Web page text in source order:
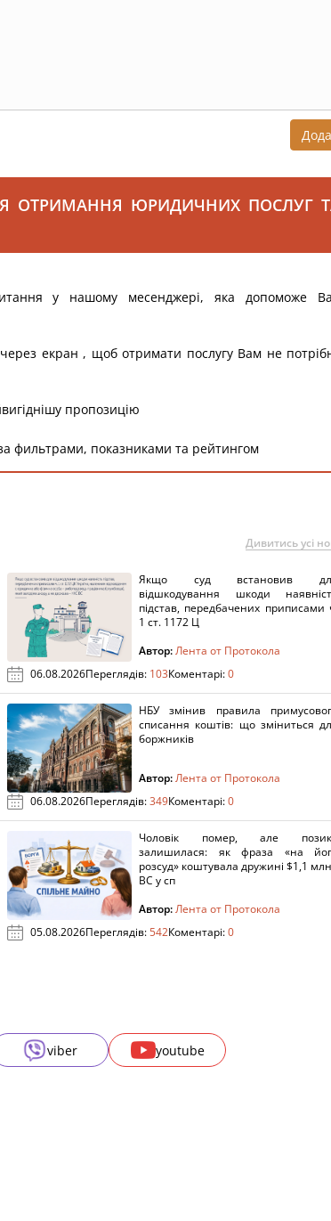
ОТРИМАННЯ ЮРИДИЧНИХ ПОСЛУГ
у нашому месенджері, яка допоможе
екран , щоб отримати послугу Вам не
пропозицію
фильтрами, показниками та рейтингом
Дивитись усі
Якщо суд встановив
відшкодування шкоди
підстав, передбачених приписами
1 ст. 1172 Ц
Автор:Лента от Протокола
06.08.2026Переглядів: 103Коментарі:0
НБУ змінив правила
списання коштів: що зміниться
боржників
Автор:Лента от Протокола
06.08.2026Переглядів:349Коментарі:0
Чоловік помер, але
залишилася: як фраза «на
розсуд» коштувала дружині $1,1
ВС у сп
Автор:Лента от Протокола
05.08.2026Переглядів:542Коментарі:0
viber youtube